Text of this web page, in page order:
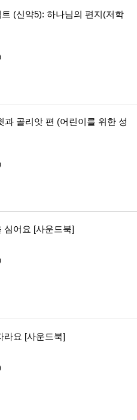
(신약5): 하나님의 편지(저학
과 골리앗 편 (어린이를 위한 성
심어요 [사운드북]
라요 [사운드북]